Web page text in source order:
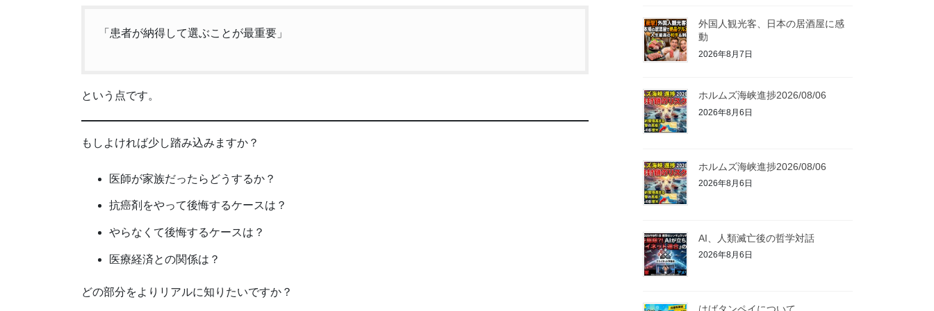
「患者が納得して選ぶことが最重要」
という点です。
もしよければ少し踏み込みますか？
医師が家族だったらどうするか？
抗癌剤をやって後悔するケースは？
やらなくて後悔するケースは？
医療経済との関係は？
どの部分をよりリアルに知りたいですか？
外国人観光客、日本の居酒屋に感
動
2026年8月7日
ホルムズ海峡進捗2026/08/06
2026年8月6日
ホルムズ海峡進捗2026/08/06
2026年8月6日
AI、人類滅亡後の哲学対話
2026年8月6日